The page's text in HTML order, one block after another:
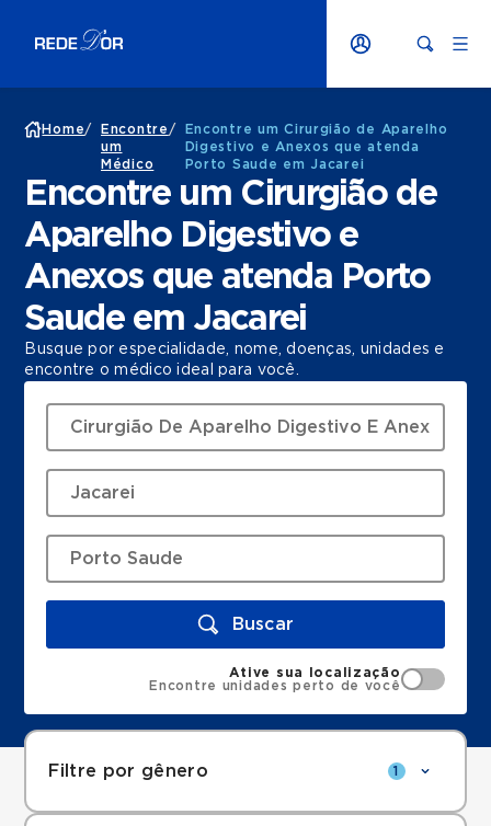
Home/
Encontre
um
Médico
/
Encontre um Cirurgião de Aparelho
Digestivo e Anexos que atenda
Porto Saude em Jacarei
Encontre um Cirurgião de
Aparelho Digestivo e
Anexos que atenda Porto
Saude em Jacarei
Busque por especialidade, nome, doenças, unidades e
encontre o médico ideal para você.
Buscar
Ative sua localização
Encontre unidades perto de você
Filtre por gênero 1